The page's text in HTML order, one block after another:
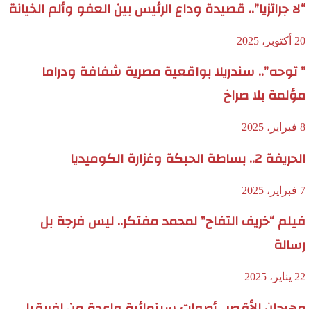
“لا جراتزيا”.. قصيدة وداع الرئيس بين العفو وألم الخيانة
20 أكتوبر، 2025
” توحه”.. سندريلا بواقعية مصرية شفافة ودراما
مؤلمة بلا صراخ
8 فبراير، 2025
الحريفة 2.. بساطة الحبكة وغزارة الكوميديا
7 فبراير، 2025
فيلم “خريف التفاح” لمحمد مفتكر.. ليس فرجة بل
رسالة
22 يناير، 2025